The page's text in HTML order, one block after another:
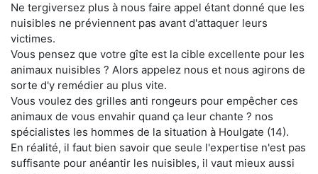
Ne tergiversez plus à nous faire appel étant donné que les
nuisibles ne préviennent pas avant d'attaquer leurs
victimes.
Vous pensez que votre gîte est la cible excellente pour les
animaux nuisibles ? Alors appelez nous et nous agirons de
sorte d'y remédier au plus vite.
Vous voulez des grilles anti rongeurs pour empêcher ces
animaux de vous envahir quand ça leur chante ? nos
spécialistes les hommes de la situation à Houlgate (14).
En réalité, il faut bien savoir que seule l'expertise n'est pas
suffisante pour anéantir les nuisibles, il vaut mieux aussi